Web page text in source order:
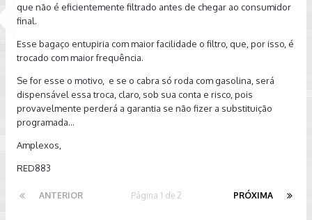
que não é eficientemente filtrado antes de chegar ao consumidor
final.
Esse bagaço entupiria com maior facilidade o filtro, que, por isso, é
trocado com maior frequência.
Se for esse o motivo, e se o cabra só roda com gasolina, será
dispensável essa troca, claro, sob sua conta e risco, pois
provavelmente perderá a garantia se não fizer a substituição
programada...
Amplexos,
RED883
ANTERIOR PRÓXIMA
Página 1 de 2